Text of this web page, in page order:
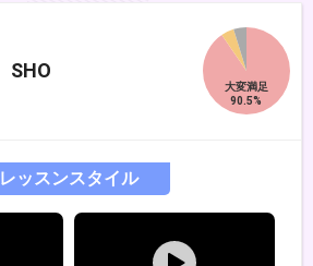
SHO
レッスンスタイル